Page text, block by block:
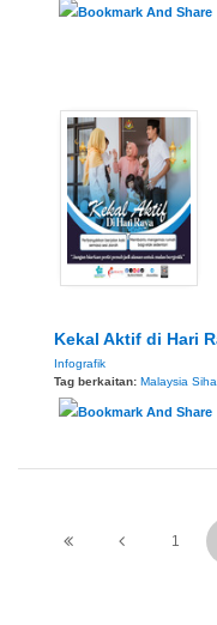
Kekal Aktif di Hari
Infografik
Tag berkaitan: Malaysia
1